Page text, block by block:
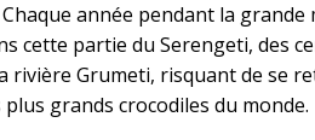
Chaque année pendant la
cette partie du Serengeti, des
rivière Grumeti, risquant de se
grands crocodiles du monde.